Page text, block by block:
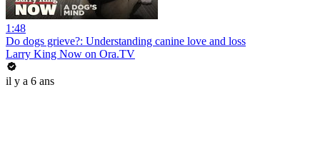
1:48
Do dogs grieve?: Understanding canine love and loss
Larry King Now on Ora.TV
il y a 6 ans